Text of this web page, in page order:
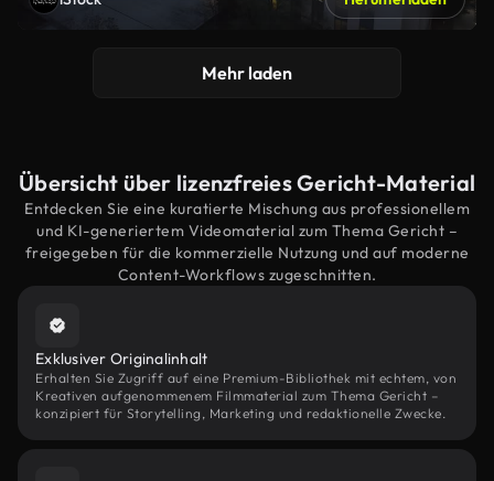
Mehr laden
Übersicht über lizenzfreies Gericht-Material
Entdecken Sie eine kuratierte Mischung aus professionellem
und KI-generiertem Videomaterial zum Thema Gericht –
freigegeben für die kommerzielle Nutzung und auf moderne
Content-Workflows zugeschnitten.
Exklusiver Originalinhalt
Erhalten Sie Zugriff auf eine Premium-Bibliothek mit echtem, von
Kreativen aufgenommenem Filmmaterial zum Thema Gericht –
konzipiert für Storytelling, Marketing und redaktionelle Zwecke.